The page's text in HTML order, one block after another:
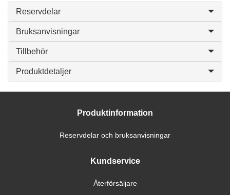
Reservdelar
Bruksanvisningar
Tillbehör
Produktdetaljer
Produktinformation
Reservdelar och bruksanvisningar
Kundservice
Återförsäljare